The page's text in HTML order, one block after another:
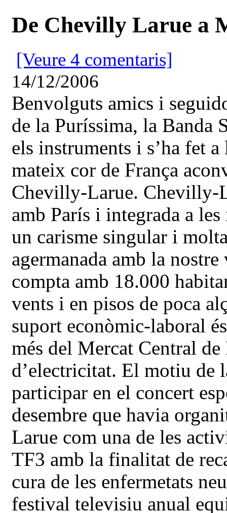
De Chevilly Larue a
[Veure 4 comentaris]
14/12/2006
Benvolguts amics i
de la Puríssima, la Banda
els instruments i s’ha fet
mateix cor de França
Chevilly-Larue. Chevilly-
amb París i integrada a
un carisme singular i
agermanada amb la
compta amb 18.000
vents i en pisos de poca
suport econòmic-laboral
més del Mercat Central
d’electricitat. El motiu de
participar en el concert
desembre que havia
Larue com una de les
TF3 amb la finalitat de
cura de les enfermetats
festival televisiu anual